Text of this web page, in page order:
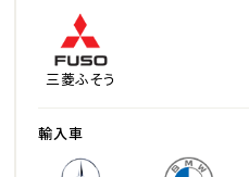
三菱ふそう
輸入車